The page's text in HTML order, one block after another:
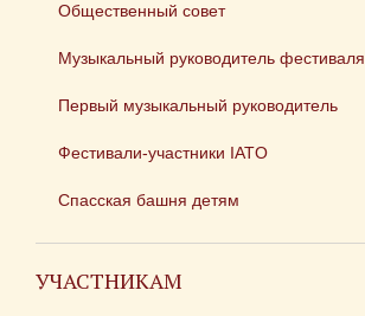
Общественный совет
Музыкальный руководитель фестиваля
Первый музыкальный руководитель
Фестивали-участники IATO
Спасская башня детям
УЧАСТНИКАМ